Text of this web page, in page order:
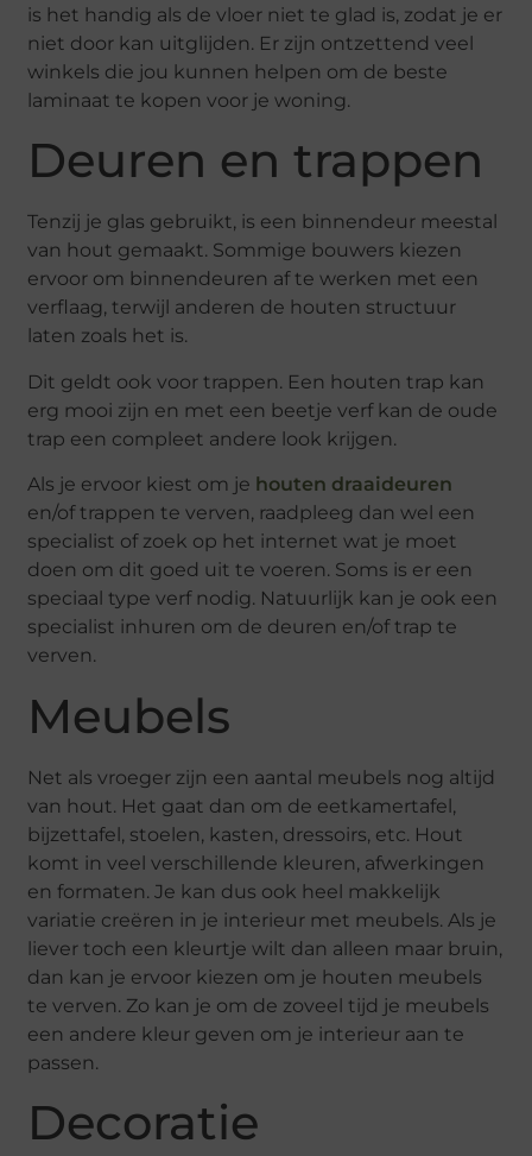
is het handig als de vloer niet te glad is, zodat je er
niet door kan uitglijden. Er zijn ontzettend veel
winkels die jou kunnen helpen om de beste
laminaat te kopen voor je woning.
Deuren en trappen
Tenzij je glas gebruikt, is een binnendeur meestal
van hout gemaakt. Sommige bouwers kiezen
ervoor om binnendeuren af te werken met een
verflaag, terwijl anderen de houten structuur
laten zoals het is.
Dit geldt ook voor trappen. Een houten trap kan
erg mooi zijn en met een beetje verf kan de oude
trap een compleet andere look krijgen.
Als je ervoor kiest om je houten draaideuren
en/of trappen te verven, raadpleeg dan wel een
specialist of zoek op het internet wat je moet
doen om dit goed uit te voeren. Soms is er een
speciaal type verf nodig. Natuurlijk kan je ook een
specialist inhuren om de deuren en/of trap te
verven.
Meubels
Net als vroeger zijn een aantal meubels nog altijd
van hout. Het gaat dan om de eetkamertafel,
bijzettafel, stoelen, kasten, dressoirs, etc. Hout
komt in veel verschillende kleuren, afwerkingen
en formaten. Je kan dus ook heel makkelijk
variatie creëren in je interieur met meubels. Als je
liever toch een kleurtje wilt dan alleen maar bruin,
dan kan je ervoor kiezen om je houten meubels
te verven. Zo kan je om de zoveel tijd je meubels
een andere kleur geven om je interieur aan te
passen.
Decoratie